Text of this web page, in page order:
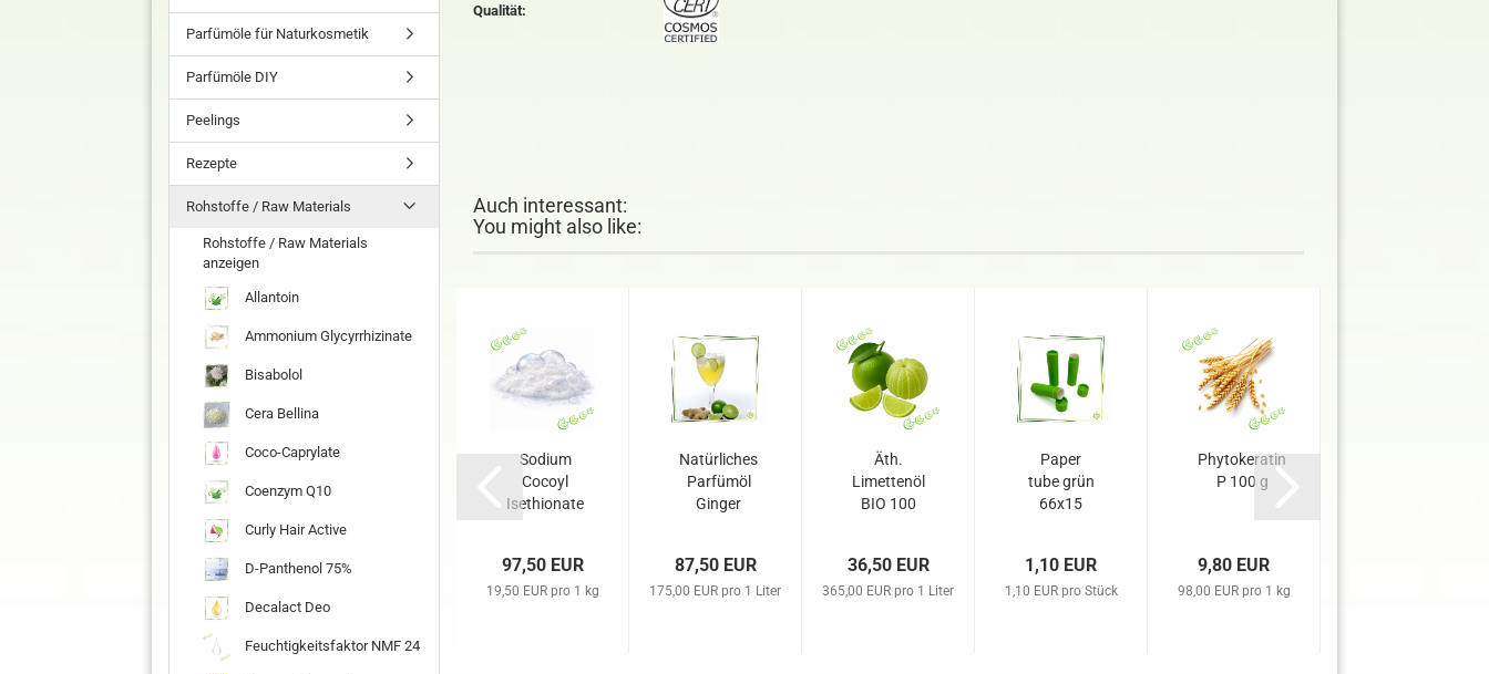
Qualität:
Auch interessant:
You might also like:
Phytokeratin
P 100 g
9,80 EUR 2,00 EUR
Sodium
Cocoyl
Isethionate
97,50 EUR
19,50 EUR pro 1 kg
Natürliches
Parfümöl
Ginger
87,50 EUR
175,00 EUR pro 1 Liter
Äth.
Limettenöl
BIO 100
36,50 EUR
365,00 EUR pro 1 Liter
Paper
tube grün
66x15
1,10 EUR
1,10 EUR pro Stück
Phytokeratin
P 100 g
9,80 EUR
98,00 EUR pro 1 kg
Parfümöle für Naturkosmetik
Parfümöle DIY
Peelings
Rezepte
Rohstoffe / Raw Materials
Rohstoffe / Raw Materials
anzeigen
Allantoin
Ammonium Glycyrrhizinate
Bisabolol
Cera Bellina
Coco-Caprylate
Coenzym Q10
Curly Hair Active
D-Panthenol 75%
Decalact Deo
Feuchtigkeitsfaktor NMF 24